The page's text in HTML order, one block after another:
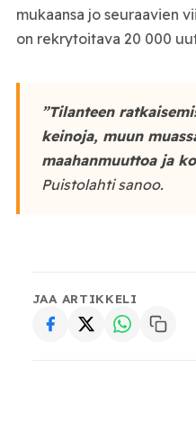
mukaansa jo seuraavien
on rekrytoitava 20 000
”Tilanteen
keinoja, muun
maahanmuuttoa ja
Puistolahti sanoo.
JAA ARTIKKELI